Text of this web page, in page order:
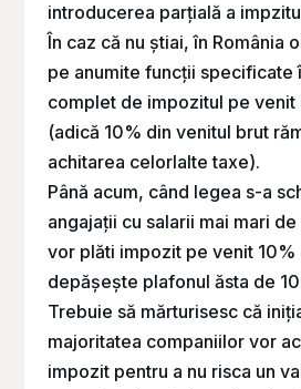
introducerea parțială a
În caz că nu știai, în România
pe anumite funcții specificate
complet de impozitul pe venit
(adică 10% din venitul brut
achitarea celorlalte taxe).
Până acum, când legea s-a
angajații cu salarii mai mari
vor plăti impozit pe venit 10%
depășește plafonul ăsta de
Trebuie să mărturisesc că
majoritatea companiilor vor
impozit pentru a nu risca un